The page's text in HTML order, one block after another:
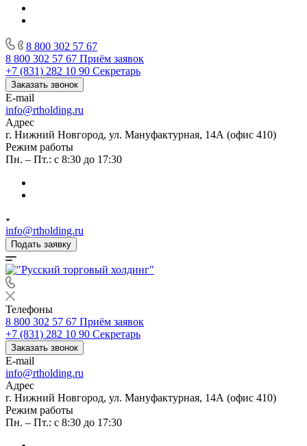
8 800 302 57 67
8 800 302 57 67 Приём заявок
+7 (831) 282 10 90 Секретарь
Заказать звонок
E-mail
info@rtholding.ru
Адрес
г. Нижний Новгород, ул. Мануфактурная, 14А (офис 410)
Режим работы
Пн. – Пт.: с 8:30 до 17:30
info@rtholding.ru
Подать заявку
Телефоны
8 800 302 57 67 Приём заявок
+7 (831) 282 10 90 Секретарь
Заказать звонок
E-mail
info@rtholding.ru
Адрес
г. Нижний Новгород, ул. Мануфактурная, 14А (офис 410)
Режим работы
Пн. – Пт.: с 8:30 до 17:30